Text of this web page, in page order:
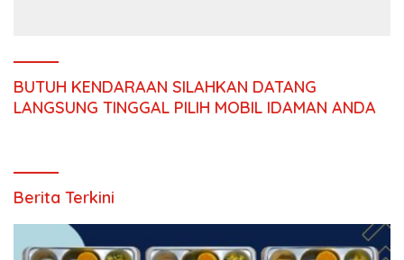
BUTUH KENDARAAN SILAHKAN DATANG
LANGSUNG TINGGAL PILIH MOBIL IDAMAN ANDA
Berita Terkini